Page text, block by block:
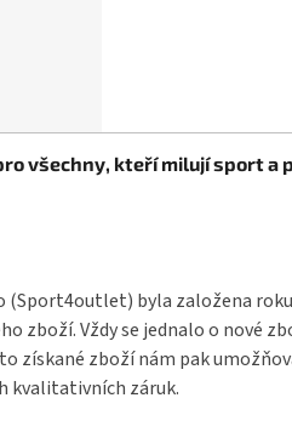
pro všechny, kteří milují sport a
(Sport4outlet) byla založena
zboží. Vždy se jednalo o nové
získané zboží nám pak
kvalitativních záruk.